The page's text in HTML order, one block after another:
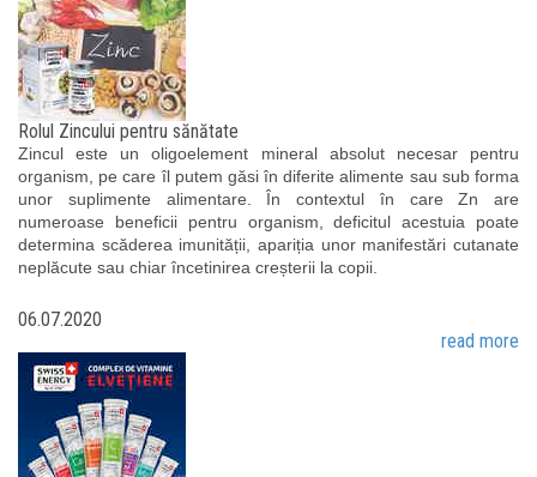
Rolul Zincului pentru sănătate
Zincul este un oligoelement mineral absolut necesar pentru
organism, pe care îl putem găsi în diferite alimente sau sub forma
unor suplimente alimentare. În contextul în care Zn are
numeroase beneficii pentru organism, deficitul acestuia poate
determina scăderea imunității, apariția unor manifestări cutanate
neplăcute sau chiar încetinirea creșterii la copii.
06.07.2020
read more